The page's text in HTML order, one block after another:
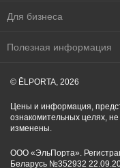
Для бизнеса
Полезная информация
© ĒLPORTA, 2026
Цены и информация,
ознакомительных целях,
изменены.
ООО «ЭльПорта».
Беларусь №352932